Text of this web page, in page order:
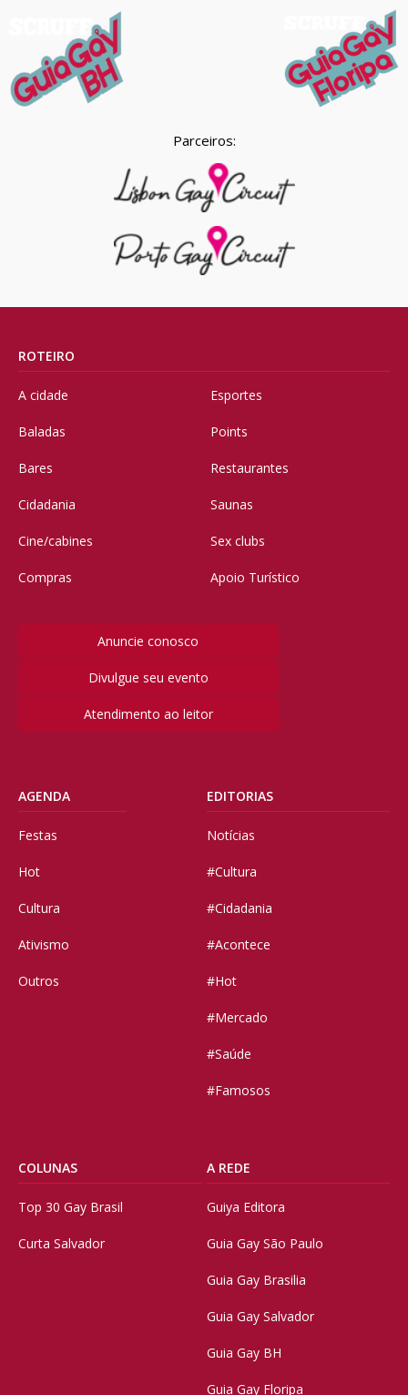
Parceiros:
ROTEIRO
A cidade
Baladas
Bares
Cidadania
Cine/cabines
Compras
Esportes
Points
Restaurantes
Saunas
Sex clubs
Apoio Turístico
Anuncie conosco
Divulgue seu evento
Atendimento ao leitor
AGENDA
Festas
Hot
Cultura
Ativismo
Outros
EDITORIAS
Notícias
#Cultura
#Cidadania
#Acontece
#Hot
#Mercado
#Saúde
#Famosos
COLUNAS
Top 30 Gay Brasil
Curta Salvador
A REDE
Guiya Editora
Guia Gay São Paulo
Guia Gay Brasilia
Guia Gay Salvador
Guia Gay BH
Guia Gay Floripa